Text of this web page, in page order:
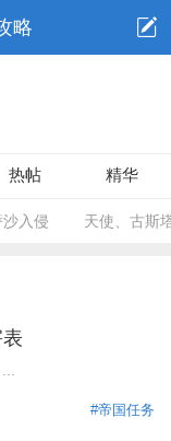
略
热帖 精华
沙入侵 天使、古斯
#帝国任务